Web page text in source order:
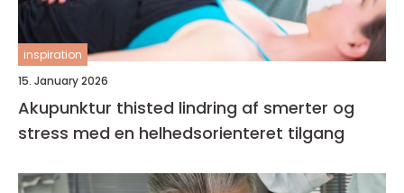
inspiration
15. January 2026
Akupunktur thisted lindring af smerter og
stress med en helhedsorienteret tilgang